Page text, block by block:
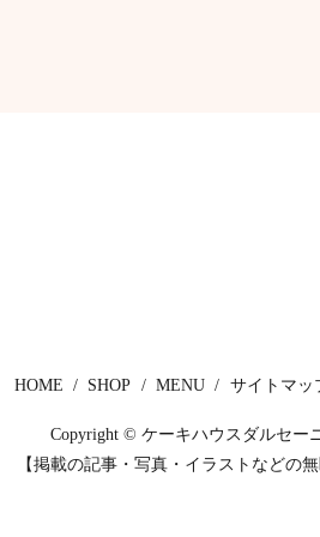
HOME SHOP MENU サイトマッ
Copyright © ケーキハウスダルセー
【掲載の記事・写真・イラストなどの